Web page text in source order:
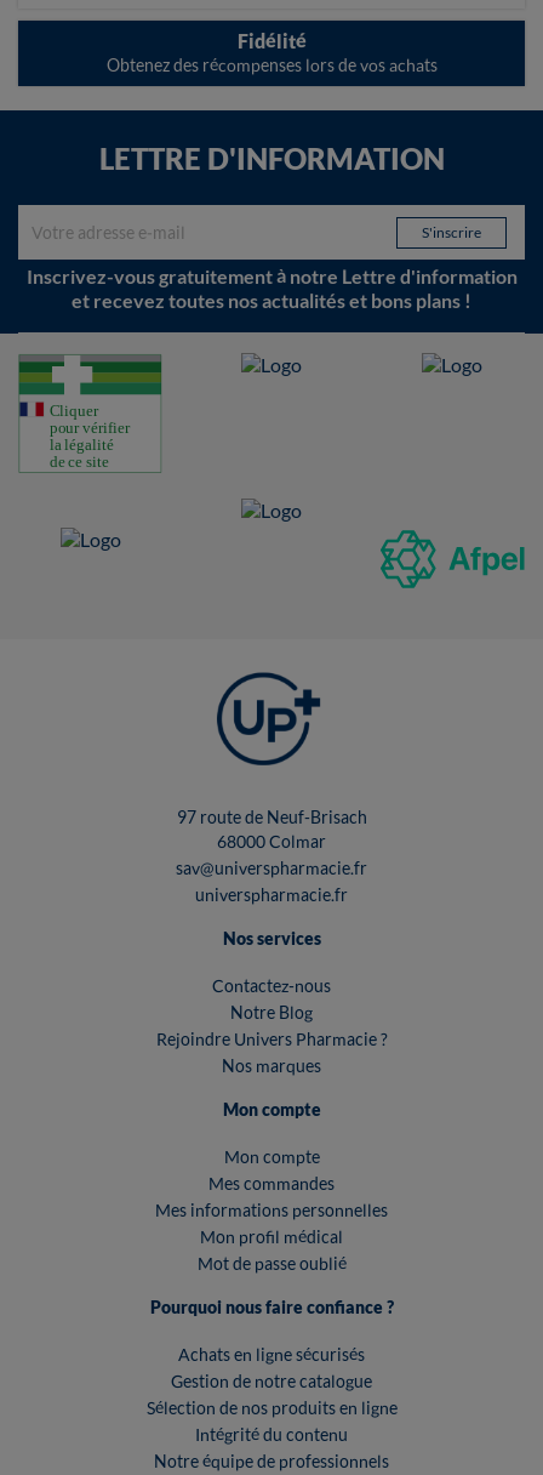
Fidélité
Obtenez des récompenses lors de vos achats
LETTRE D'INFORMATION
Inscrivez-vous gratuitement à notre Lettre d'information
et recevez toutes nos actualités et bons plans !
97 route de Neuf-Brisach
68000 Colmar
sav@universpharmacie.fr
universpharmacie.fr
Nos services
Contactez-nous
Notre Blog
Rejoindre Univers Pharmacie ?
Nos marques
Mon compte
Mon compte
Mes commandes
Mes informations personnelles
Mon profil médical
Mot de passe oublié
Pourquoi nous faire confiance ?
Achats en ligne sécurisés
Gestion de notre catalogue
Sélection de nos produits en ligne
Intégrité du contenu
Notre équipe de professionnels